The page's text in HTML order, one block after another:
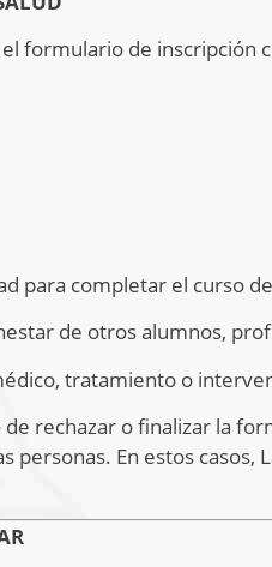
formulario de inscripción
para completar el curso
de otros alumnos,
tratamiento o
rechazar o finalizar la
personas. En estos